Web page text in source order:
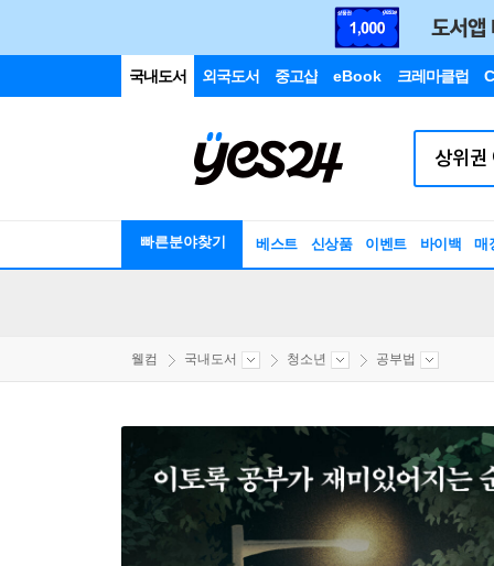
국내도서 외국도서 중고샵 eBook 크레마클럽
빠른분야찾기 베스트 신상품 이벤트 바이백 매
웰컴 국내도서 청소년 공부법